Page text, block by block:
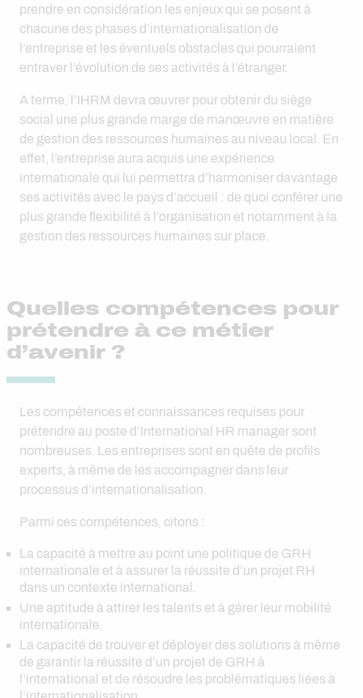
prendre en considération les enjeux qui se posent à
chacune des phases d’internationalisation de
l’entreprise et les éventuels obstacles qui pourraient
entraver l’évolution de ses activités à l’étranger.
A terme, l’IHRM devra œuvrer pour obtenir du siège
social une plus grande marge de manœuvre en matière
de gestion des ressources humaines au niveau local. En
effet, l’entreprise aura acquis une expérience
internationale qui lui permettra d’harmoniser davantage
ses activités avec le pays d’accueil : de quoi conférer une
plus grande flexibilité à l’organisation et notamment à la
gestion des ressources humaines sur place.
Quelles compétences pour
prétendre à ce métier
d’avenir ?
Les compétences et connaissances requises pour
prétendre au poste d’International HR manager sont
nombreuses. Les entreprises sont en quête de profils
experts, à même de les accompagner dans leur
processus d’internationalisation.
Parmi ces compétences, citons :
La capacité à mettre au point une politique de GRH
internationale et à assurer la réussite d’un projet RH
dans un contexte international.
Une aptitude à attirer les talents et à gérer leur mobilité
internationale.
La capacité de trouver et déployer des solutions à même
de garantir la réussite d’un projet de GRH à
l’international et de résoudre les problématiques liées à